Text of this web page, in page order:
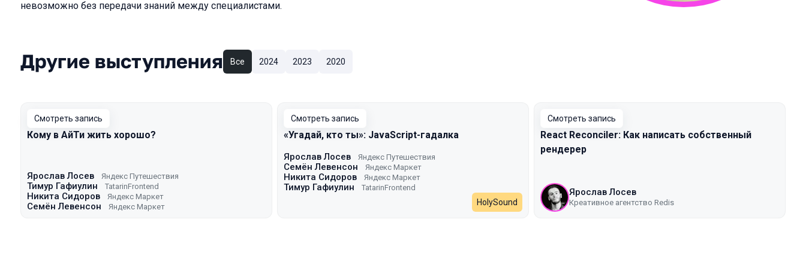
невозможно без передачи знаний между специалистами.
Другие выступления Все 2024 2023 2020
Смотреть запись
Кому в АйТи жить хорошо?
Ярослав Лосев Яндекс Путешествия
Тимур Гафиулин TatarinFrontend
Никита Сидоров Яндекс Маркет
Семён Левенсон Яндекс Маркет
Смотреть запись
«Угадай, кто ты»: JavaScript-гадалка
Ярослав Лосев Яндекс Путешествия
Семён Левенсон Яндекс Маркет
Никита Сидоров Яндекс Маркет
Тимур Гафиулин TatarinFrontend
HolySound
Смотреть запись
React Reconciler: Как написать собственный
рендерер
Ярослав Лосев
Креативное агентство Redis